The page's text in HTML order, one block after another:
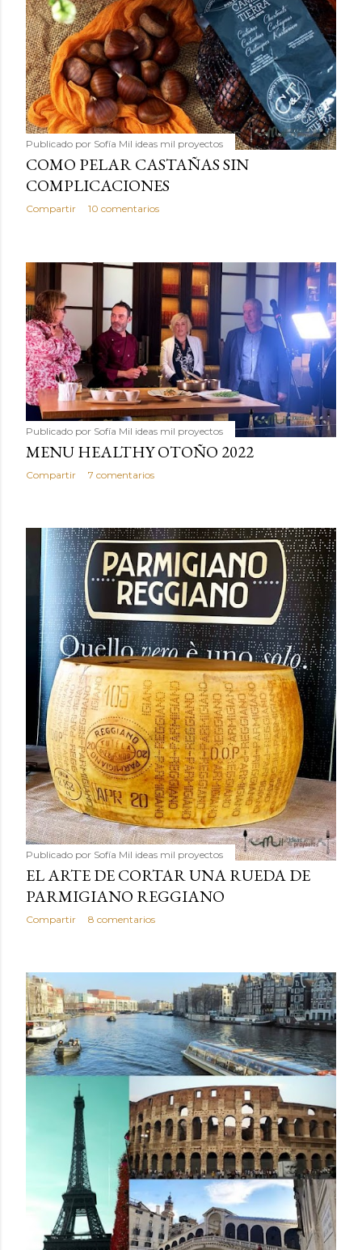
Publicado por Sofía Mil ideas mil proyectos
COMO PELAR CASTAÑAS SIN
COMPLICACIONES
Compartir 10 comentarios
Publicado por Sofía Mil ideas mil proyectos
MENU HEALTHY OTOÑO 2022
Compartir 7 comentarios
Publicado por Sofía Mil ideas mil proyectos
EL ARTE DE CORTAR UNA RUEDA DE
PARMIGIANO REGGIANO
Compartir 8 comentarios